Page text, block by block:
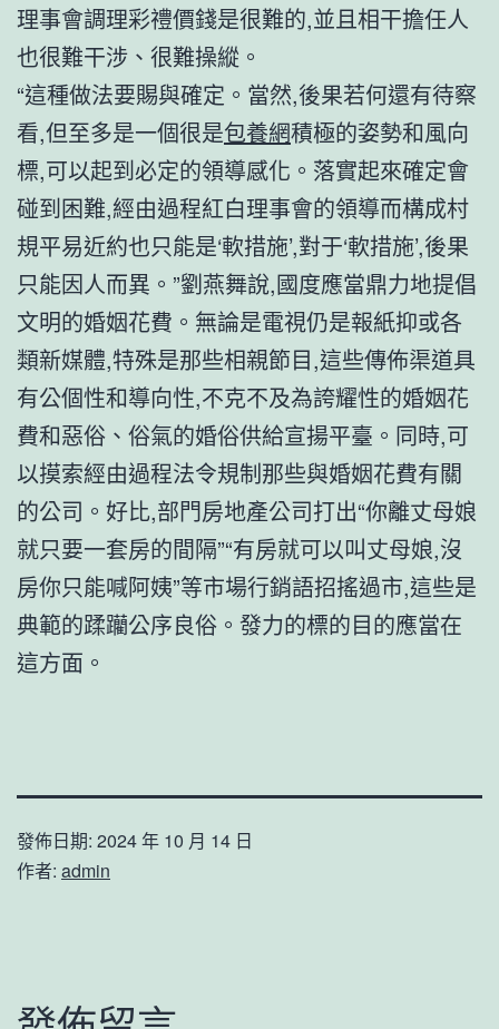
理事會調理彩禮價錢是很難的,並且相干擔任人
也很難干涉、很難操縱。
“這種做法要賜與確定。當然,後果若何還有待察
看,但至多是一個很是包養網積極的姿勢和風向
標,可以起到必定的領導感化。落實起來確定會
碰到困難,經由過程紅白理事會的領導而構成村
規平易近約也只能是‘軟措施’,對于‘軟措施’,後果
只能因人而異。”劉燕舞說,國度應當鼎力地提倡
文明的婚姻花費。無論是電視仍是報紙抑或各
類新媒體,特殊是那些相親節目,這些傳佈渠道具
有公個性和導向性,不克不及為誇耀性的婚姻花
費和惡俗、俗氣的婚俗供給宣揚平臺。同時,可
以摸索經由過程法令規制那些與婚姻花費有關
的公司。好比,部門房地產公司打出“你離丈母娘
就只要一套房的間隔”“有房就可以叫丈母娘,沒
房你只能喊阿姨”等市場行銷語招搖過市,這些是
典範的蹂躪公序良俗。發力的標的目的應當在
這方面。
發佈日期: 2024 年 10 月 14 日
作者: admin